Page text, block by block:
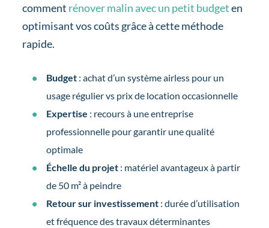
comment rénover malin avec un petit budgeten
optimisant vos coûts grâce à cette méthode
rapide.
Budget: achat d’un système airless pour un
usage régulier vs prix de location occasionnelle
Expertise : recours à une entreprise
professionnelle pour garantir une qualité
optimale
Échelle du projet: matériel avantageux à partir
de 50 m² à peindre
Retour sur investissement: durée d’utilisation
et fréquence des travaux déterminantes